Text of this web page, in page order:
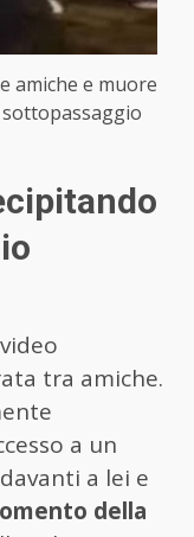
amiche e muore
tra amiche.
a un
a lei e
della